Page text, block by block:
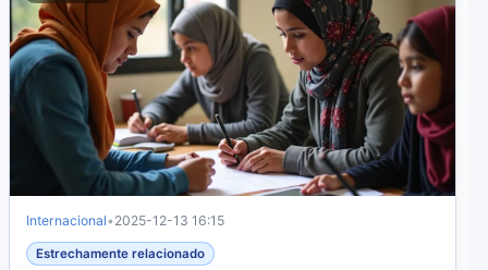
Internacional• 2025-12-13 16:15
Estrechamente relacionado